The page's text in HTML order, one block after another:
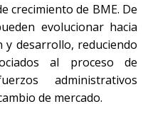
crecimiento de BME. De
evolucionar hacia
y desarrollo, reduciendo
al proceso de
administrativos
de mercado.